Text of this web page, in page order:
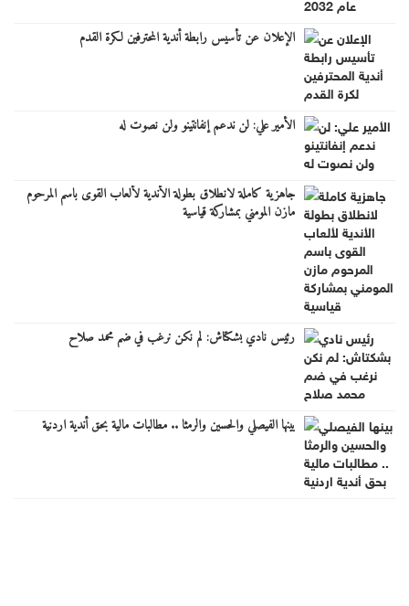
الإعلان عن تأسيس رابطة أندية المحترفين لكرة القدم
الأمير علي: لن ندعم إنفانتينو ولن نصوت له
جاهزية كاملة لانطلاق بطولة الأندية لألعاب القوى باسم المرحوم
مازن المومني بمشاركة قياسية
رئيس نادي بشكتاش: لم نكن نرغب في ضم محمد صلاح
بينها الفيصلي والحسين والرمثا .. مطالبات مالية بحق أندية اردنية